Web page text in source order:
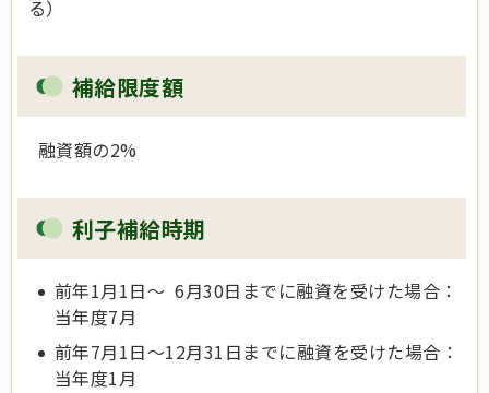
る）
補給限度額
融資額の2%
利子補給時期
前年1月1日～ 6月30日までに融資を受けた場合：
当年度7月
前年7月1日～12月31日までに融資を受けた場合：
当年度1月